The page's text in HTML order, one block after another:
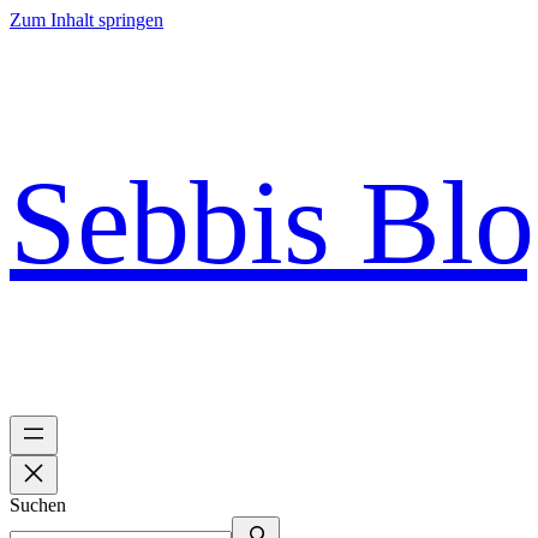
Zum Inhalt springen
Sebbis
Suchen